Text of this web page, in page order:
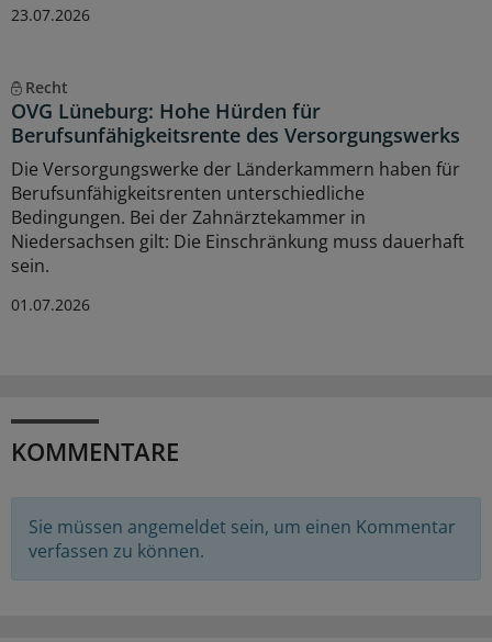
23.07.2026
Recht
OVG Lüneburg: Hohe Hürden für
Berufsunfähigkeitsrente des Versorgungswerks
Die Versorgungswerke der Länderkammern haben für
Berufsunfähigkeitsrenten unterschiedliche
Bedingungen. Bei der Zahnärztekammer in
Niedersachsen gilt: Die Einschränkung muss dauerhaft
sein.
01.07.2026
KOMMENTARE
Sie müssen angemeldet sein, um einen Kommentar
verfassen zu können.